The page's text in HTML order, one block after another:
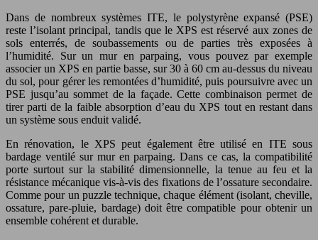
Dans de nombreux systèmes ITE, le polystyrène expansé (PSE)
reste l’isolant principal, tandis que le XPS est réservé aux zones de
sols enterrés, de soubassements ou de parties très exposées à
l’humidité. Sur un mur en parpaing, vous pouvez par exemple
associer un XPS en partie basse, sur 30 à 60 cm au-dessus du niveau
du sol, pour gérer les remontées d’humidité, puis poursuivre avec un
PSE jusqu’au sommet de la façade. Cette combinaison permet de
tirer parti de la faible absorption d’eau du XPS tout en restant dans
un système sous enduit validé.
En rénovation, le XPS peut également être utilisé en ITE sous
bardage ventilé sur mur en parpaing. Dans ce cas, la compatibilité
porte surtout sur la stabilité dimensionnelle, la tenue au feu et la
résistance mécanique vis-à-vis des fixations de l’ossature secondaire.
Comme pour un puzzle technique, chaque élément (isolant, cheville,
ossature, pare-pluie, bardage) doit être compatible pour obtenir un
ensemble cohérent et durable.